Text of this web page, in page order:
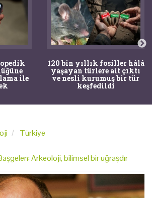
ile
120 bin yıllık fosiller hâlâ
yaşayan türlere ait çıktı
ve nesli kurumuş bir tür
keşfedildi
Türkiye
Arkeoloji, bilimsel bir uğraşdır